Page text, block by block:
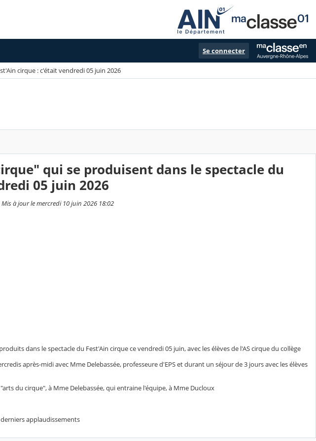
Se connecter
cirque : c'était vendredi 05 juin 2026
qui se produisent dans le spectacle du
05 juin 2026
à jour le mercredi 10 juin 2026 18:02
dans le spectacle du Fest'Ain cirque ce vendredi 05 juin, avec les élèves de l'AS cirque du collège
après-midi avec Mme Delebassée, professeure d'EPS et durant un séjour de 3 jours avec les élèves
du cirque", à Mme Delebassée, qui entraine l'équipe, à Mme Ducloux
applaudissements